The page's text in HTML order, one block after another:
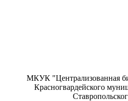
МКУК "Централизованная
Красногвардейского